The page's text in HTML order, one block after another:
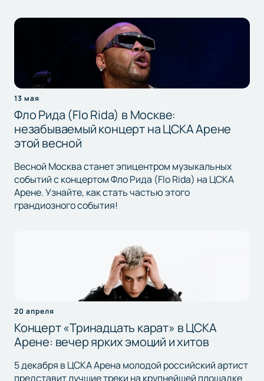
13 мая
Фло Рида (Flo Rida) в Москве:
незабываемый концерт на ЦСКА Арене
этой весной
Весной Москва станет эпицентром музыкальных
событий с концертом Фло Рида (Flo Rida) на ЦСКА
Арене. Узнайте, как стать частью этого
грандиозного события!
20 апреля
Концерт «Тринадцать карат» в ЦСКА
Арене: вечер ярких эмоций и хитов
5 декабря в ЦСКА Арена молодой российский артист
представит лучшие треки на крупнейшей площадке